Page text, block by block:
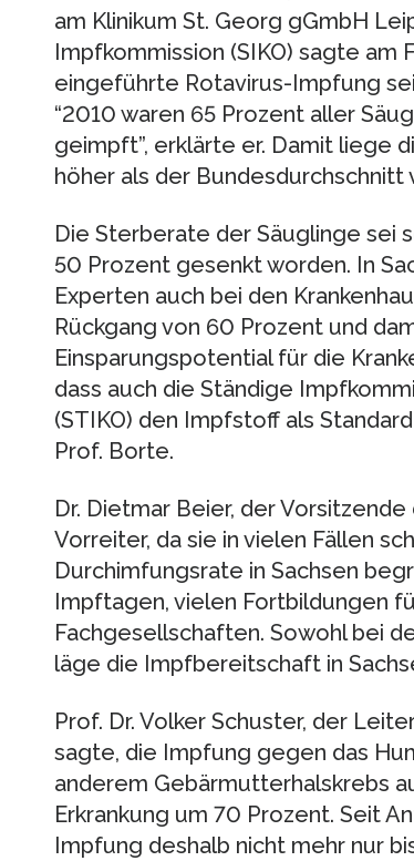
am Klinikum St. Georg gGmbH
Impfkommission (SIKO) sagte am
eingeführte Rotavirus-Impfung
“2010 waren 65 Prozent aller
geimpft”, erklärte er. Damit liege
höher als der Bundesdurchschnitt
Die Sterberate der Säuglinge sei
50 Prozent gesenkt worden. In
Experten auch bei den
Rückgang von 60 Prozent und
Einsparungspotential für die
dass auch die Ständige
(STIKO) den Impfstoff als
Prof. Borte.
Dr. Dietmar Beier, der
Vorreiter, da sie in vielen Fällen
Durchimfungsrate in Sachsen
Impftagen, vielen Fortbildungen
Fachgesellschaften. Sowohl bei
läge die Impfbereitschaft in
Prof. Dr. Volker Schuster, der
sagte, die Impfung gegen das
anderem Gebärmutterhalskrebs
Erkrankung um 70 Prozent. Seit
Impfung deshalb nicht mehr nur